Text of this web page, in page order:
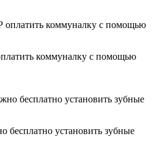
коммуналку с помощью
установить зубные